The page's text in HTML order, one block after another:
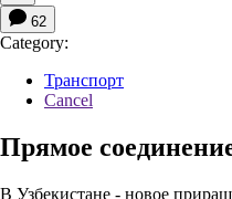
62
Category:
Транспорт
Cancel
Прямое
В Узбекистане - новое